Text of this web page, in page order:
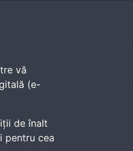
vă
(e-
de înalt
pentru cea